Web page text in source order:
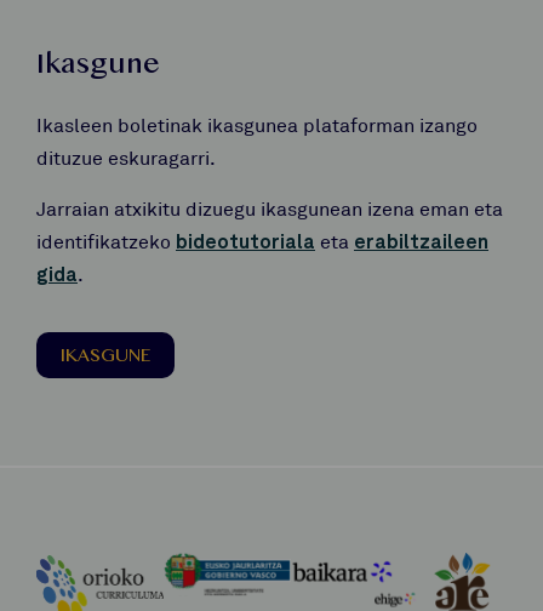
Ikasgune
Ikasleen boletinak ikasgunea plataforman izango
dituzue eskuragarri.
Jarraian atxikitu dizuegu ikasgunean izena eman eta
identifikatzeko bideotutoriala eta erabiltzaileen
gida.
IKASGUNE